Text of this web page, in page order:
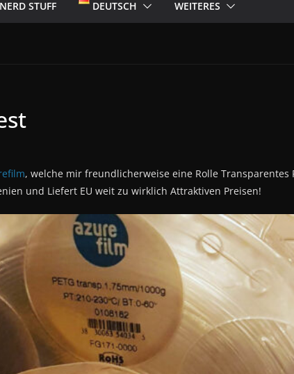
NERD STUFF DEUTSCH WEITERES
, welche mir freundlicherweise eine Rolle Transparentes
und Liefert EU weit zu wirklich Attraktiven Preisen!